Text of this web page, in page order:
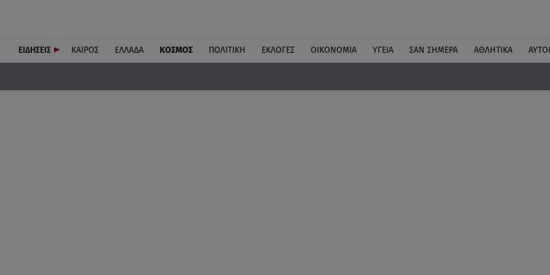
ΕΙΔΗΣΕΙΣ ΚΑΙΡΟΣ ΕΛΛΑΔΑ ΚΟΣΜΟΣ ΠΟΛΙΤΙΚΗ ΕΚΛΟΓΕΣ ΟΙΚΟΝΟΜΙΑ ΥΓΕΙΑ ΣΑΝ ΣΗΜΕΡΑ ΑΘΛΗΤΙΚΑ